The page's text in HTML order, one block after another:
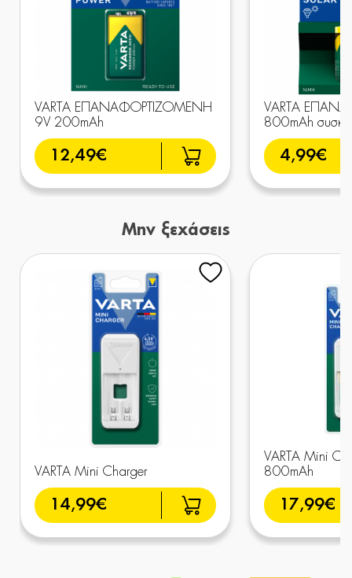
VARTA ΕΠΑΝΑΦΟΡΤΙΖΟΜΕΝΗ
9V 200mAh
12,49€
VARTA
800mAh
4,99€
Μην ξεχάσεις
VARTA Mini Charger
14,99€
VARTA Mini
800mAh
17,99€